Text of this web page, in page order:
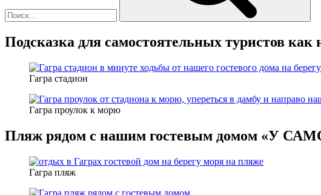
Подсказка для самостоятельных туристов как
Гагра стадион
Гагра проулок к морю
Пляж рядом с нашим гостевым домом «У
Гагра пляж